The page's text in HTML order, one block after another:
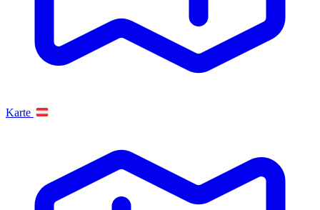
Karte